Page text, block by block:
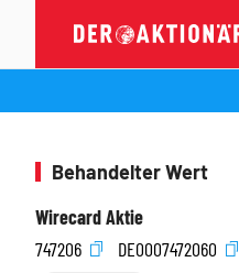
Behandelter Wert
Wirecard Aktie
747206
DE0007472060